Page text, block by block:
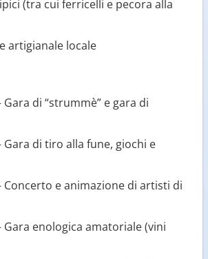
(tra cui ferricelli e pecora alla
artigianale locale
Gara di “strummè” e gara di
Gara di tiro alla fune, giochi e
Concerto e animazione di artisti di
Gara enologica amatoriale (vini